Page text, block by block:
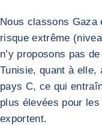
Nous classons Gaza
risque extrême
n’y proposons pas
Tunisie, quant à elle,
pays C, ce qui
plus élevées pour
exportent.